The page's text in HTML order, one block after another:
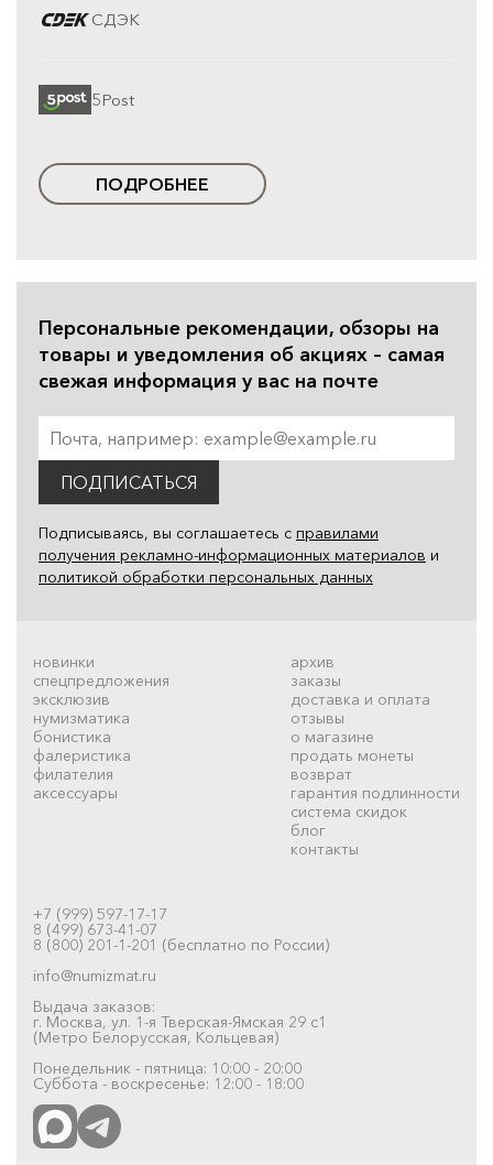
СДЭК
5Post
ПОДРОБНЕЕ
Персональные рекомендации, обзоры на
товары и уведомления об акциях – самая
свежая информация у вас на почте
ПОДПИСАТЬСЯ
Подписываясь, вы соглашаетесь с правилами
получения рекламно-информационных материалов и
политикой обработки персональных данных
новинки
спецпредложения
эксклюзив
нумизматика
бонистика
фалеристика
филателия
аксессуары
архив
заказы
доставка и оплата
отзывы
о магазине
продать монеты
возврат
гарантия подлинности
система скидок
блог
контакты
+7 (999) 597-17-17
8 (499) 673-41-07
8 (800) 201-1-201 (бесплатно по России)
info@numizmat.ru
Выдача заказов:
г. Москва, ул. 1-я Тверская-Ямская 29 с1
(Метро Белорусская, Кольцевая)
Понедельник - пятница: 10:00 - 20:00
Суббота - воскресенье: 12:00 - 18:00